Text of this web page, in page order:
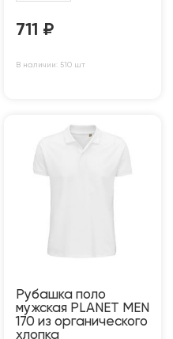
711 ₽
В наличии: 510 шт
Рубашка поло
мужская PLANET MEN
170 из органического
хлопка